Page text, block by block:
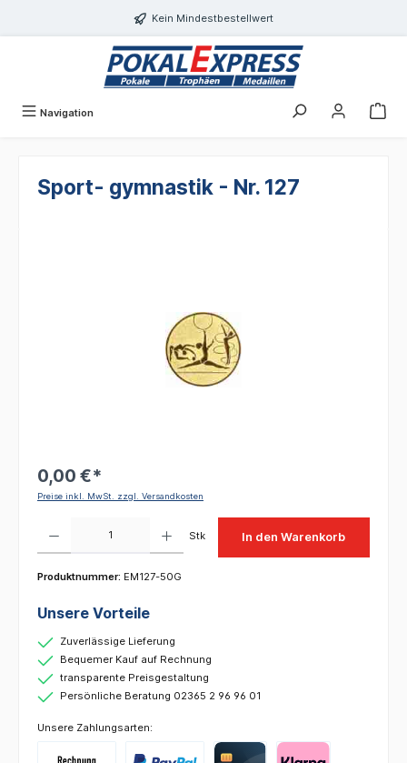
Kein Mindestbestellwert
Navigation
Sport- gymnastik - Nr. 127
0,00 €*
Preise inkl. MwSt. zzgl. Versandkosten
Stk In den Warenkorb
Produktnummer: EM127-50G
Unsere Vorteile
Zuverlässige Lieferung
Bequemer Kauf auf Rechnung
transparente Preisgestaltung
Persönliche Beratung 02365 2 96 96 01
Unsere Zahlungsarten: